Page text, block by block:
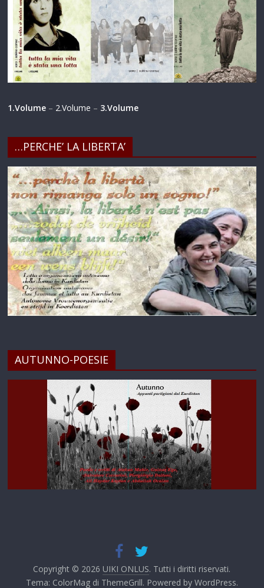
1.Volume – 2.Volume – 3.Volume
…PERCHE’ LA LIBERTA’
AUTUNNO-POESIE
Copyright © 2026 UIKI ONLUS. Tutti i diritti riservati.
Tema: ColorMagdi ThemeGrill. Powered by WordPress.